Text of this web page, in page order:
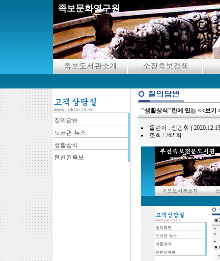
족보문화연구원
"생활상식"란에 있는 <<보기
올린이 : 정광휘 (
조회 : 762 회